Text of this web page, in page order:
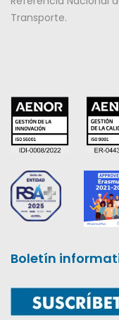
Transporte.
Boletín